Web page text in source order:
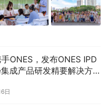
ONES，发布ONES IPD
成产品研发精要解决方
日